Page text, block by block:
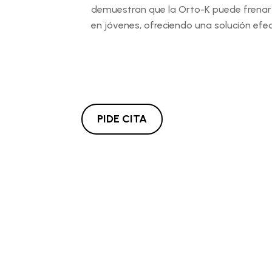
demuestran que la Orto-K puede
en jóvenes, ofreciendo una solución
PIDE CITA